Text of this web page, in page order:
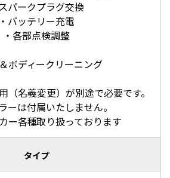
パークプラグ交換
・バッテリー充電
・各部点検調整
ボディークリーニング
名義変更）が別途で必要です。
ーは付属いたしません。
ー各種取り扱っております
タイプ